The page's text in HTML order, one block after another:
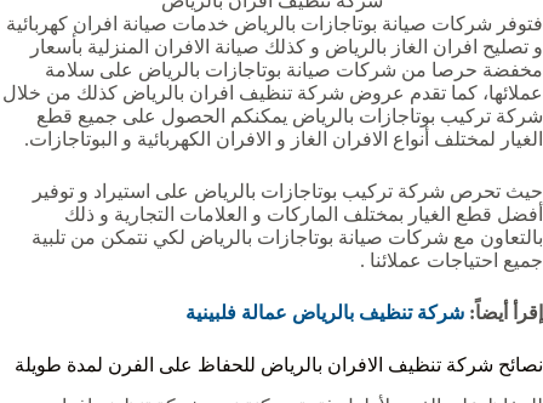
فتوفر شركات صيانة بوتاجازات بالرياض خدمات صيانة افران كهربائية
و تصليح افران الغاز بالرياض و كذلك صيانة الافران المنزلية بأسعار
مخفضة حرصا من شركات صيانة بوتاجازات بالرياض على سلامة
عملائها، كما تقدم عروض شركة تنظيف افران بالرياض كذلك من خلال
شركة تركيب بوتاجازات بالرياض يمكنكم الحصول على جميع قطع
الغيار لمختلف أنواع الافران الغاز و الافران الكهربائية و البوتاجازات.
حيث تحرص شركة تركيب بوتاجازات بالرياض على استيراد و توفير
أفضل قطع الغيار بمختلف الماركات و العلامات التجارية و ذلك
بالتعاون مع شركات صيانة بوتاجازات بالرياض لكي نتمكن من تلبية
جميع احتياجات عملائنا .
إقرأ أيضاً: شركة تنظيف بالرياض عمالة فلبينية
نصائح شركة تنظيف الافران بالرياض للحفاظ على الفرن لمدة طويلة